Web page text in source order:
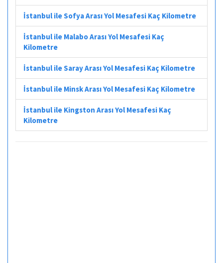
İstanbul ile Sofya Arası Yol Mesafesi Kaç Kilometre
İstanbul ile Malabo Arası Yol Mesafesi Kaç
Kilometre
İstanbul ile Saray Arası Yol Mesafesi Kaç Kilometre
İstanbul ile Minsk Arası Yol Mesafesi Kaç Kilometre
İstanbul ile Kingston Arası Yol Mesafesi Kaç
Kilometre